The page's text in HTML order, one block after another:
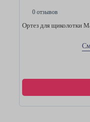
0 отзывов
Ортез для щиколотки